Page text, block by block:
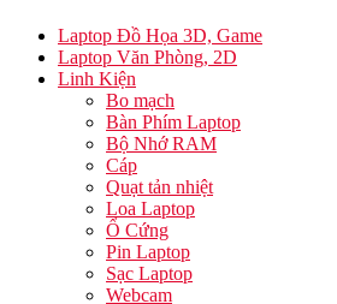
Laptop Đồ Họa 3D, Game
Laptop Văn Phòng, 2D
Linh Kiện
Bo mạch
Bàn Phím Laptop
Bộ Nhớ RAM
Cáp
Quạt tản nhiệt
Loa Laptop
Ổ Cứng
Pin Laptop
Sạc Laptop
Webcam